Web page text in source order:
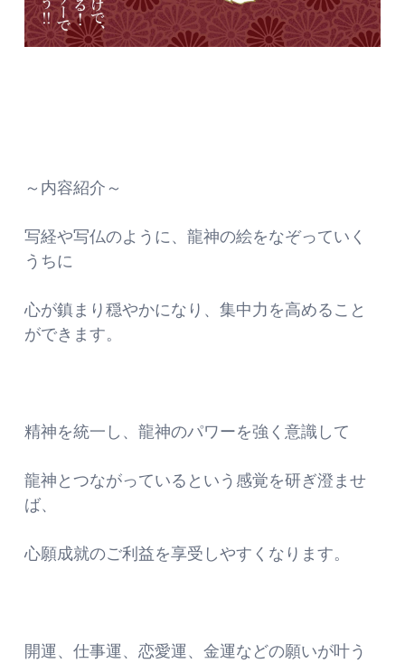
～内容紹介～
写経や写仏のように、龍神の絵をなぞっていく
うちに
心が鎮まり穏やかになり、集中力を高めること
ができます。
精神を統一し、龍神のパワーを強く意識して
龍神とつながっているという感覚を研ぎ澄ませ
ば、
心願成就のご利益を享受しやすくなります。
開運、仕事運、恋愛運、金運などの願いが叶う